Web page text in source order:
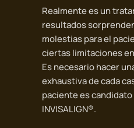
Realmente es un
resultados
molestias para el
ciertas limitaciones
Es necesario hacer
exhaustiva de cada
paciente es
INVISALIGN®.